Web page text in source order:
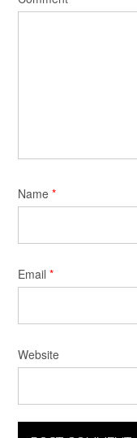
Name *
Email *
Website